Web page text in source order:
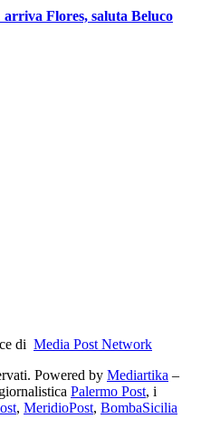
Flores, saluta Beluco
di Media Post Network
Powered by Mediartika –
Palermo Post, i
, MeridioPost, BombaSicilia